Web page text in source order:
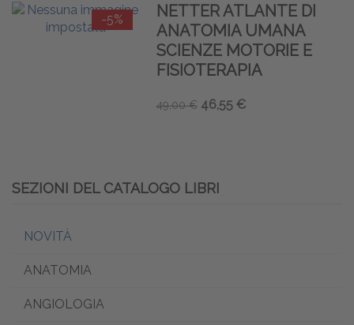
-5%
NETTER ATLANTE DI
ANATOMIA UMANA
SCIENZE MOTORIE E
FISIOTERAPIA
49,00 € 46,55 €
SEZIONI DEL CATALOGO LIBRI
NOVITÀ
ANATOMIA
ANGIOLOGIA